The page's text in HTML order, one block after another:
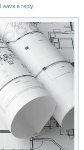
Leave a reply